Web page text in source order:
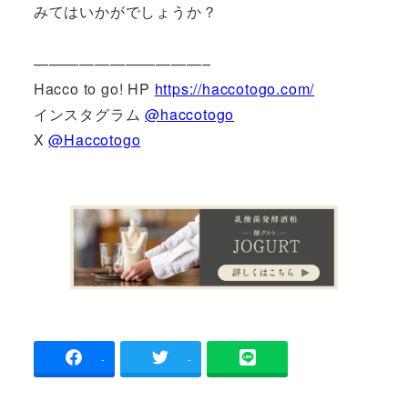
みてはいかがでしょうか？
———————————–
Hacco to go! HP https://haccotogo.com/
インスタグラム@haccotogo
X@Haccotogo
- -